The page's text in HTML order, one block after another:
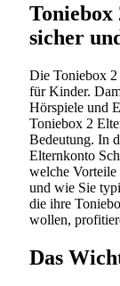
sicher
Die Toniebox 2
für Kinder.
Hörspiele und
Toniebox 2
Bedeutung. In
Elternkonto
welche Vorteile
und wie Sie
die ihre
wollen,
Das